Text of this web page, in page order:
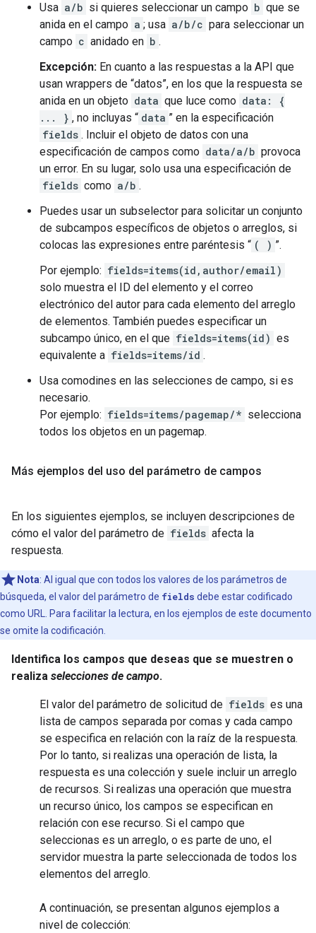
Usa a/b si quieres seleccionar un campo b que se
anida en el campo a ; usa a/b/c para seleccionar un
campo c anidado en b .
Excepción: En cuanto a las respuestas a la API que
usan wrappers de “datos”, en los que la respuesta se
anida en un objeto data que luce como data: {
... } , no incluyas “ data ” en la especificación
fields . Incluir el objeto de datos con una
especificación de campos como data/a/b provoca
un error. En su lugar, solo usa una especificación de
fields como a/b .
Puedes usar un subselector para solicitar un conjunto
de subcampos específicos de objetos o arreglos, si
colocas las expresiones entre paréntesis “ ( ) ”.
Por ejemplo: fields=items(id,author/email)
solo muestra el ID del elemento y el correo
electrónico del autor para cada elemento del arreglo
de elementos. También puedes especificar un
subcampo único, en el que fields=items(id) es
equivalente a fields=items/id .
Usa comodines en las selecciones de campo, si es
necesario.
Por ejemplo: fields=items/pagemap/* selecciona
todos los objetos en un pagemap.
Más ejemplos del uso del parámetro de campos
En los siguientes ejemplos, se incluyen descripciones de
cómo el valor del parámetro de fields afecta la
respuesta.
Nota: Al igual que con todos los valores de los parámetros de
búsqueda, el valor del parámetro de fields debe estar codificado
como URL. Para facilitar la lectura, en los ejemplos de este documento
se omite la codificación.
Identifica los campos que deseas que se muestren o
realiza selecciones de campo.
El valor del parámetro de solicitud de fields es una
lista de campos separada por comas y cada campo
se especifica en relación con la raíz de la respuesta.
Por lo tanto, si realizas una operación de lista, la
respuesta es una colección y suele incluir un arreglo
de recursos. Si realizas una operación que muestra
un recurso único, los campos se especifican en
relación con ese recurso. Si el campo que
seleccionas es un arreglo, o es parte de uno, el
servidor muestra la parte seleccionada de todos los
elementos del arreglo.
A continuación, se presentan algunos ejemplos a
nivel de colección: